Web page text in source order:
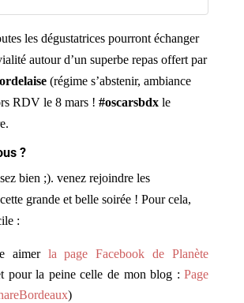
les dégustatrices pourront échanger
autour d’un superbe repas offert par
(régime s’abstenir, ambiance
RDV le 8 mars ! #oscarsbdxle
?
bien ;). venez rejoindre les
grande et belle soirée ! Pour cela,
:
aimer la page Facebook de Planète
pour la peine celle de mon blog :Page
)